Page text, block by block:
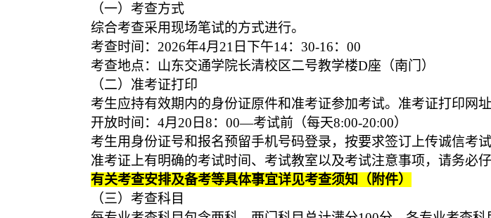
（一）考查方式
综合考查采用现场笔试的方式进行。
考查时间：2026年4月21日下午14：30-16：00
考查地点：山东交通学院长清校区二号教学楼D座（南门）
（二）准考证打印
考生应持有效期内的身份证原件和准考证参加考试。准考证打印网
开放时间：4月20日8：00—考试前（每天8:00-20:00）
考生用身份证号和报名预留手机号码登录，按要求签订上传诚信考
准考证上有明确的考试时间、考试教室以及考试注意事项，请务必
有关考查安排及备考等具体事宜详见考查须知（附件）
（三）考查科目